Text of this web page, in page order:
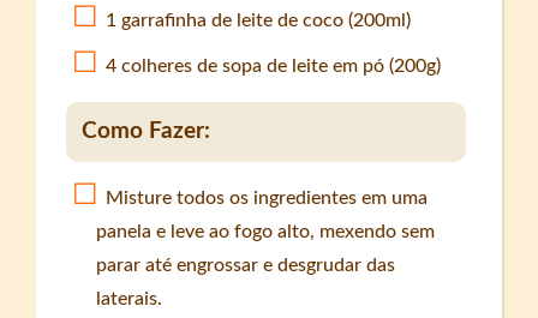
1 garrafinha de leite de coco (200ml)
4 colheres de sopa de leite em pó (200g)
Como Fazer:
Misture todos os ingredientes em uma
panela e leve ao fogo alto, mexendo sem
parar até engrossar e desgrudar das
laterais.